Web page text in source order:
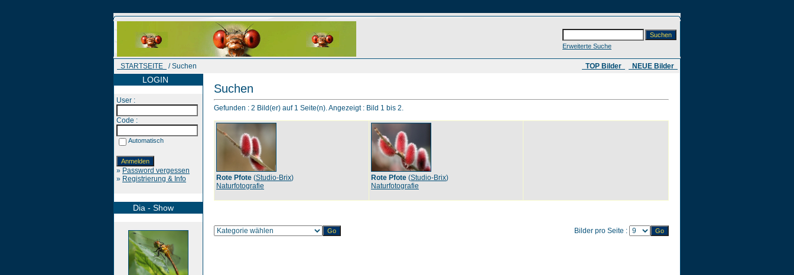
Erweiterte Suche
STARTSEITE / Suchen ​ TOP Bilder NEUE Bilder
LOGIN
User :
Code :
Automatisch
» Password vergessen
» Registrierung & Info
Dia - Show
Suchen
Gefunden : 2 Bild(er) auf 1 Seite(n). Angezeigt : Bild 1 bis 2.
Rote Pfote (Studio-Brix)
Naturfotografie
Rote Pfote (Studio-Brix)
Naturfotografie
Bilder pro Seite :